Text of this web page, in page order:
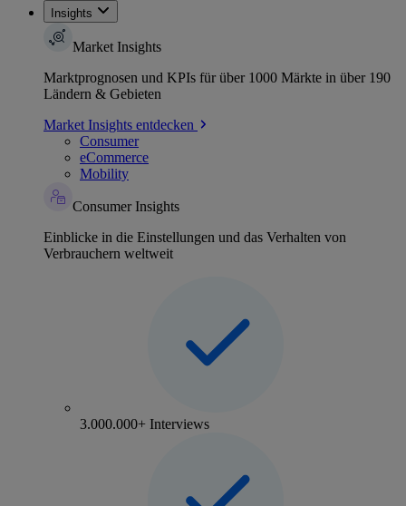
Insights
Market Insights
Marktprognosen und KPIs für über 1000 Märkte in über 190
Ländern & Gebieten
Market Insights entdecken
Consumer
eCommerce
Mobility
Consumer Insights
Einblicke in die Einstellungen und das Verhalten von
Verbrauchern weltweit
3.000.000+ Interviews